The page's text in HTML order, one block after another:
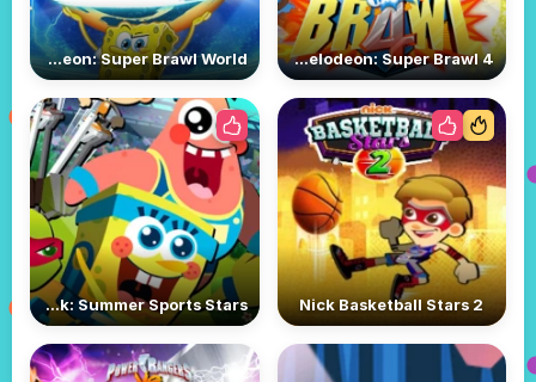
Nickelodeon: Super Brawl 4
Nickelodeon: Super Brawl World
Nick Basketball Stars 2
Nick: Summer Sports Stars